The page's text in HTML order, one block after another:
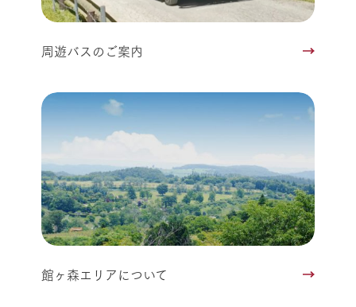
周遊バスのご案内
館ヶ森エリアについて